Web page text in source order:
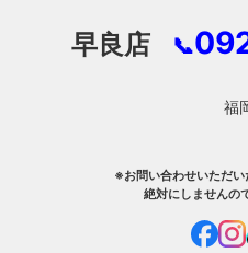
早良店 📞
定休日：
福岡市早良
※お問い合わせいただ
絶対にしませんの